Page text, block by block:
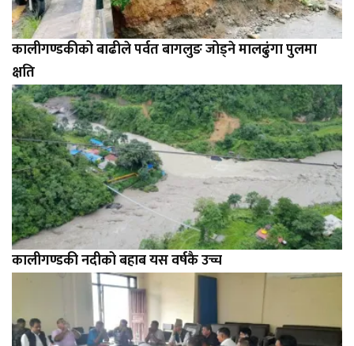
कालीगण्डकीको बाढीले पर्वत बागलुङ जोड्ने मालढुंगा पुलमा
क्षति
कालीगण्डकी नदीको बहाब यस वर्षकै उच्च